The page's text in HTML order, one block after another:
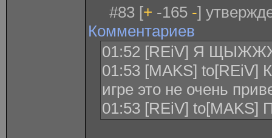
#83 [+ -165 -]
Комментариев
01:52 [REiV] Я
01:53 [MAKS] to[REiV]
игре это не очень
01:53 [REiV]